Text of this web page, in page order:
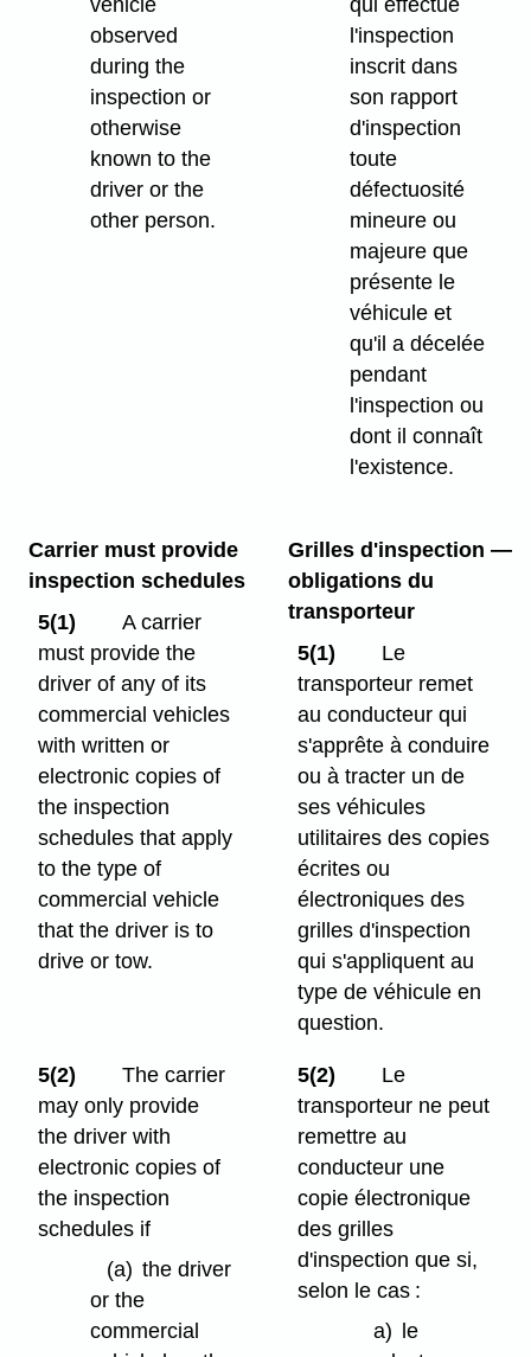
vehicle
observed
during the
inspection or
otherwise
known to the
driver or the
other person.
qui effectue
l'inspection
inscrit dans
son rapport
d'inspection
toute
défectuosité
mineure ou
majeure que
présente le
véhicule et
qu'il a décelée
pendant
l'inspection ou
dont il connaît
l'existence.
Carrier must provide
inspection schedules
5(1)
A carrier
must provide the
driver of any of its
commercial vehicles
with written or
electronic copies of
the inspection
schedules that apply
to the type of
commercial vehicle
that the driver is to
drive or tow.
Grilles d'inspection —
obligations du
transporteur
5(1)
Le
transporteur remet
au conducteur qui
s'apprête à conduire
ou à tracter un de
ses véhicules
utilitaires des copies
écrites ou
électroniques des
grilles d'inspection
qui s'appliquent au
type de véhicule en
question.
5(2)
The carrier
may only provide
the driver with
electronic copies of
the inspection
schedules if
(a) the driver
or the
commercial
5(2)
Le
transporteur ne peut
remettre au
conducteur une
copie électronique
des grilles
d'inspection que si,
selon le cas :
a)
le